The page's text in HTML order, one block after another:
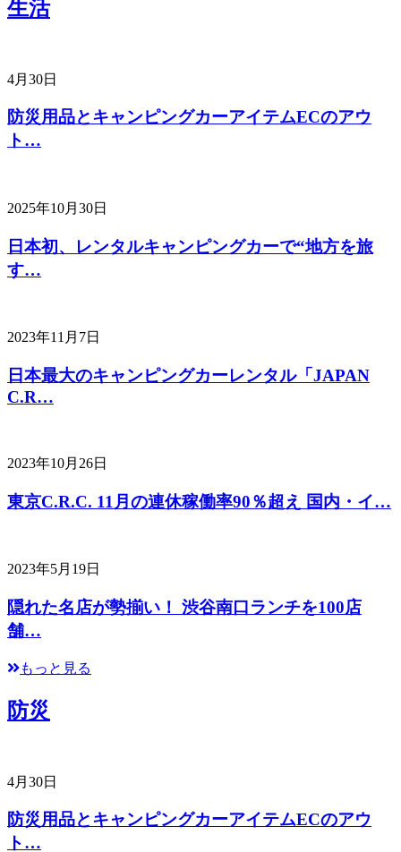
生活
4月30日
防災用品とキャンピングカーアイテムECのアウ
ト…
2025年10月30日
日本初、レンタルキャンピングカーで“地方を旅
す…
2023年11月7日
日本最大のキャンピングカーレンタル「JAPAN
C.R…
2023年10月26日
東京C.R.C. 11月の連休稼働率90％超え 国内・イ…
2023年5月19日
隠れた名店が勢揃い！ 渋谷南口ランチを100店
舗…
もっと見る
防災
4月30日
防災用品とキャンピングカーアイテムECのアウ
ト…